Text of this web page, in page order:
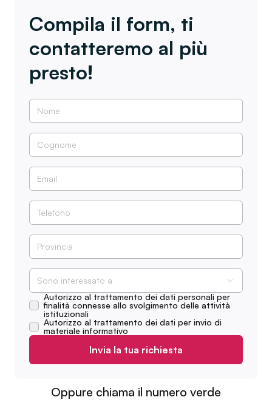
Compila il form, ti
contatteremo al più
presto!
Sono interessato a
Autorizzo al trattamento dei dati personali per
finalità connesse allo svolgimento delle attività
istituzionali
Autorizzo al trattamento dei dati per invio di
materiale informativo
Invia la tua richiesta
Oppure chiama il numero verde